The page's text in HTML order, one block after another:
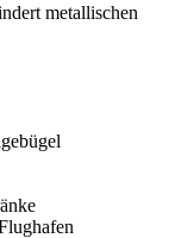
metallischen